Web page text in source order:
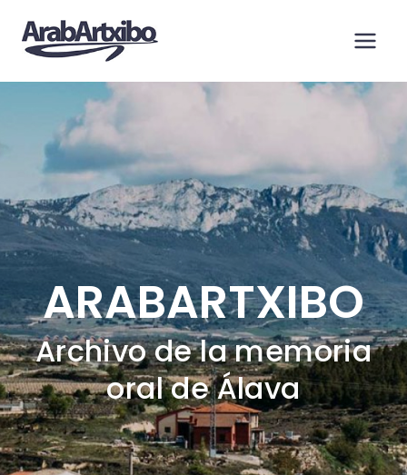
contenido
ARABARTXIBO
Archivo de la memoria
oral de Álava